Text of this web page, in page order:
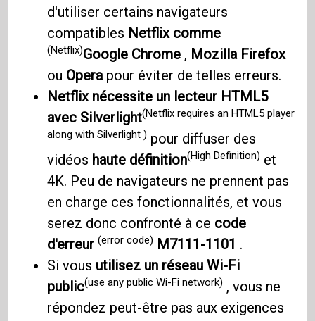
d'utiliser certains navigateurs
compatibles Netflix comme
(Netflix)Google Chrome , Mozilla Firefox
ou Opera pour éviter de telles erreurs.
Netflix nécessite un lecteur HTML5
avec Silverlight(Netflix requires an HTML5 player
along with Silverlight ) pour diffuser des
vidéos haute définition(High Definition) et
4K. Peu de navigateurs ne prennent pas
en charge ces fonctionnalités, et vous
serez donc confronté à ce code
d'erreur(error code) M7111-1101 .
Si vous utilisez un réseau Wi-Fi
public(use any public Wi-Fi network) , vous ne
répondez peut-être pas aux exigences